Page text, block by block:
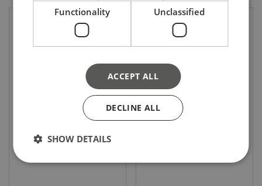
WLL: 1 - 1 ton
Functionality Unclassified
ACCEPT ALL
DECLINE ALL
SHOW DETAILS